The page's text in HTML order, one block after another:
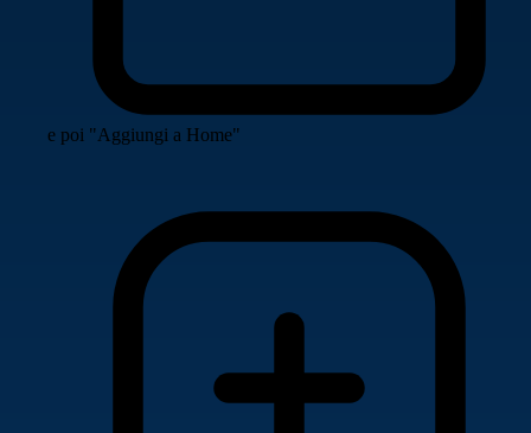
e poi "Aggiungi a Home"